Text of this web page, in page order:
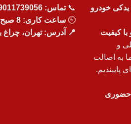
خودرو
با کیفیت
و
به اصالت
پایبندیم.
حضوری
📞تماس:
🕘 ساعت کاری: 8 صبح تا 9 شب
📍 آدرس: تهران، چراغ